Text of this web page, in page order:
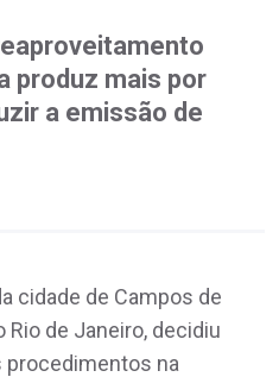
produz mais por
a emissão de
cidade de Campos de
Rio de Janeiro, decidiu
procedimentos na